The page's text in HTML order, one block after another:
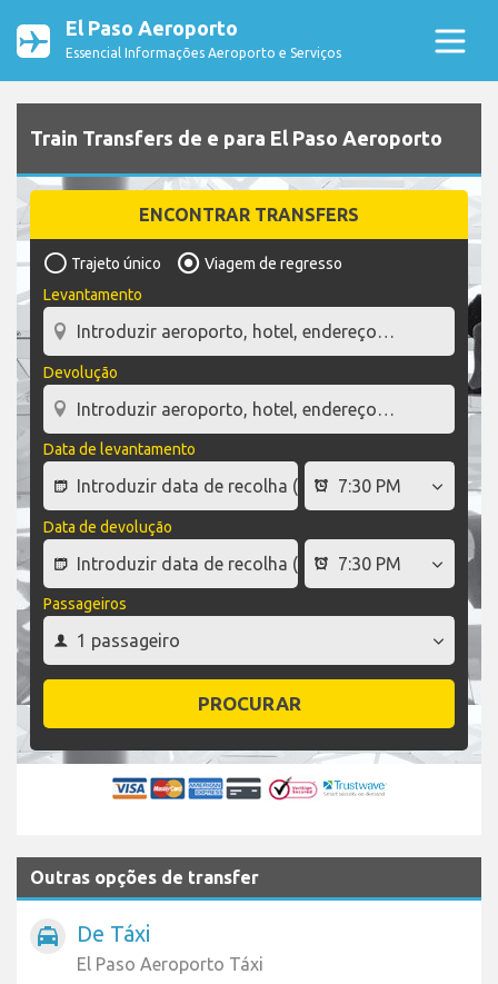
El Paso Aeroporto
Essencial Informações Aeroporto e Serviços
Train Transfers de e para El Paso Aeroporto
ENCONTRAR TRANSFERS
Trajeto único
Viagem de regresso
Levantamento
Devolução
Data de levantamento
Data de devolução
Passageiros
PROCURAR
Outras opções de transfer
local_taxi De Táxi
El Paso Aeroporto Táxi